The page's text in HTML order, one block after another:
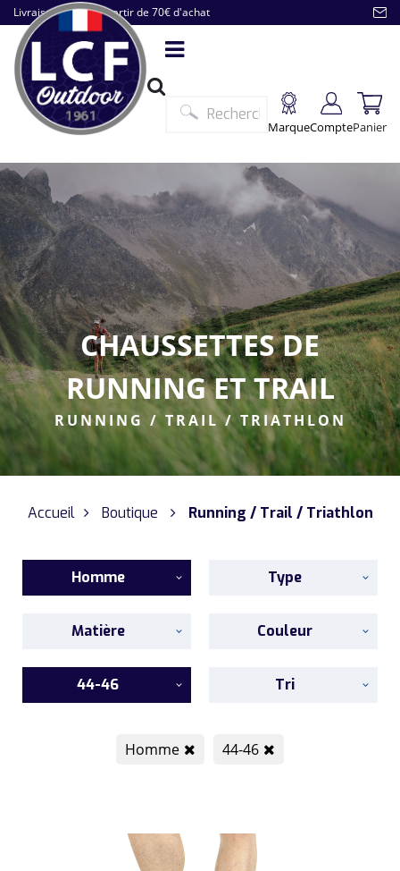
Livraison offerte à partir de 70€ d'achat
MarqueComptePanier
CHAUSSETTES DE
RUNNING ET TRAIL
RUNNING / TRAIL / TRIATHLON
Accueil Boutique Running / Trail / Triathlon
Homme Type
Matière Couleur
44-46 Tri
Homme 44-46